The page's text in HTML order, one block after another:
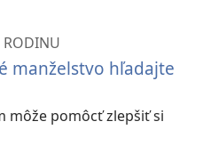
RODINU
manželstvo hľadajte
môže pomôcť zlepšiť si